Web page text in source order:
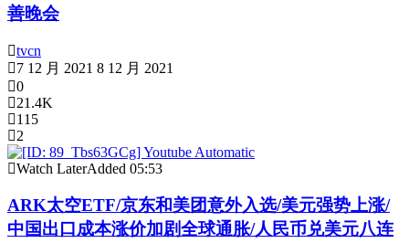
善晚会
tvcn
7 12 月 2021 8 12 月 2021
0
21.4K
115
2
Watch LaterAdded 05:53
ARK太空ETF/京东和美团意外入选/美元强势上涨/
中国出口成本涨价加剧全球通胀/人民币兑美元八连